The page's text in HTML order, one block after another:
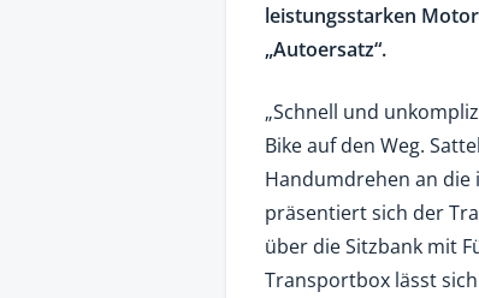
leistungsstarken
„Autoersatz“.
„Schnell und
Bike auf den Weg.
Handumdrehen an die
präsentiert sich der
über die Sitzbank mit
Transportbox lässt